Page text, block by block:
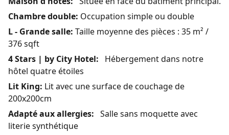
Chambre double: Occupation simple ou double
L - Grande salle: Taille moyenne des pièces : 35 m² /
376 sqft
4 Stars | by City Hotel: Hébergement dans notre
hôtel quatre étoiles
Lit King: Lit avec une surface de couchage de
200x200cm
Adapté aux allergies: Salle sans moquette avec
literie synthétique